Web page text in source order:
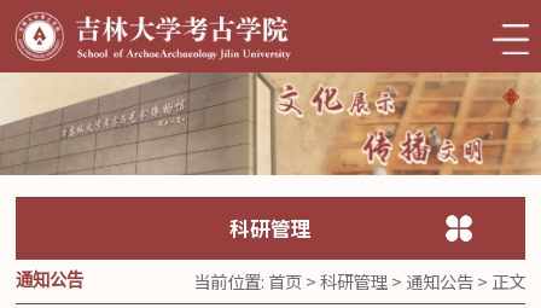
科研管理
通知公告 当前位置: 首页>科研管理> 通知公告> 正文